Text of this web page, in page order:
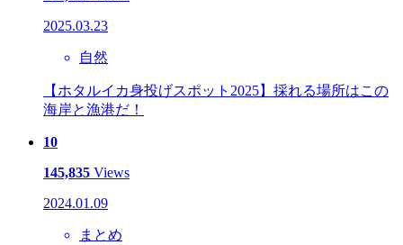
2025.03.23
自然
【ホタルイカ身投げスポット2025】採れる場所はこの
海岸と漁港だ！
10
145,835 Views
2024.01.09
まとめ